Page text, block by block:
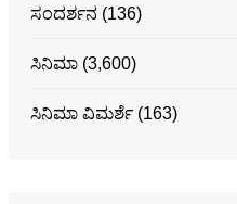
ಸಂದರ್ಶನ (136)
ಸಿನಿಮಾ (3,600)
ಸಿನಿಮಾ ವಿಮರ್ಶೆ (163)